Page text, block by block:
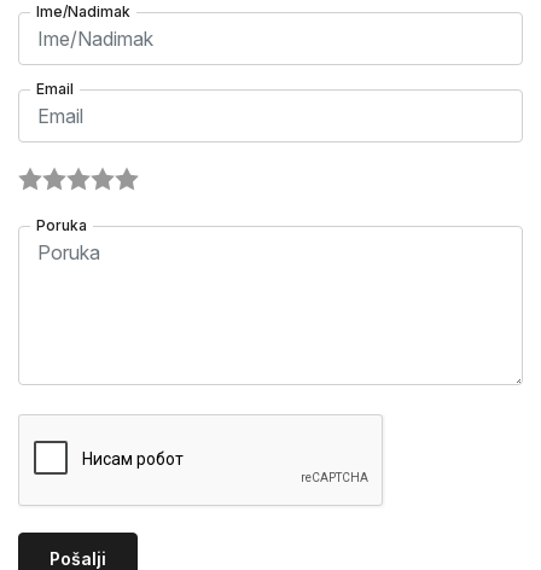
Ime/Nadimak
Email
Poruka
Pošalji